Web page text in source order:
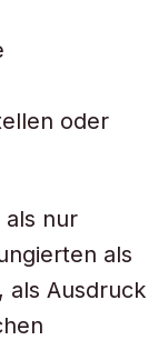
oder
als nur
als
als Ausdruck